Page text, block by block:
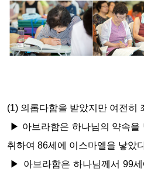
(1) 의롭다함을 받았지만 여전히
▶ 아브라함은 하나님의 약속
취하여 86세에 이스마엘을 낳았
▶ 아브라함은 하나님께서99